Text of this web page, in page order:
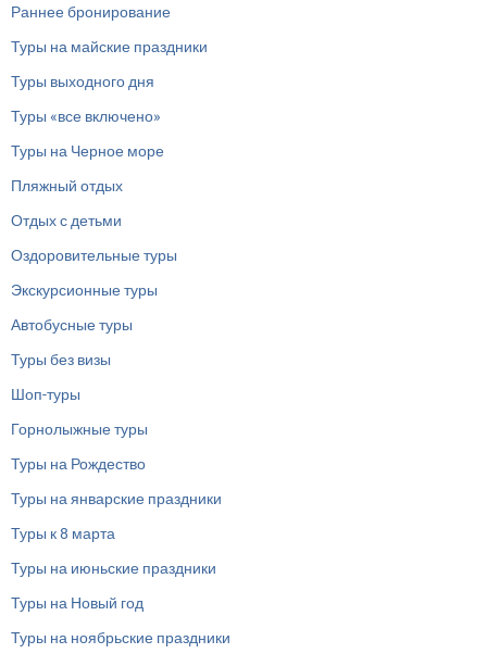
Раннее бронирование
Туры на майские праздники
Туры выходного дня
Туры «все включено»
Туры на Черное море
Пляжный отдых
Отдых с детьми
Оздоровительные туры
Экскурсионные туры
Автобусные туры
Туры без визы
Шоп-туры
Горнолыжные туры
Туры на Рождество
Туры на январские праздники
Туры к 8 марта
Туры на июньские праздники
Туры на Новый год
Туры на ноябрьские праздники